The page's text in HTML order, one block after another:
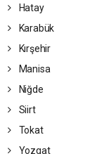
Hatay
Karabük
Kırşehir
Manisa
Niğde
Siirt
Tokat
Yozgat